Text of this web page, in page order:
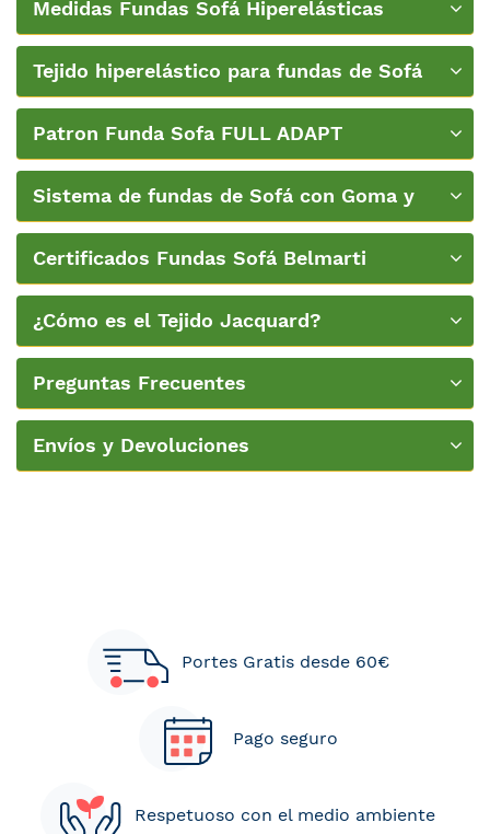
Medidas Fundas Sofá Hiperelásticas
Tejido hiperelástico para fundas de Sofá
Patron Funda Sofa FULL ADAPT
Sistema de fundas de Sofá con Goma y
Certificados Fundas Sofá Belmarti
¿Cómo es el Tejido Jacquard?
Preguntas Frecuentes
Envíos y Devoluciones
Portes Gratis desde 60€
Pago seguro
Respetuoso con el medio ambiente